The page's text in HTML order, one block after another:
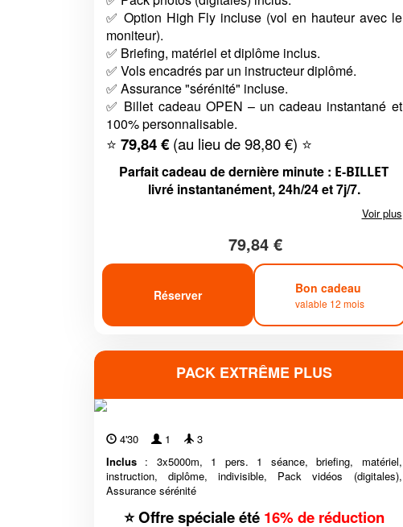
✅ Option High Fly incluse (vol en hauteur avec le
moniteur).
✅ Briefing, matériel et diplôme inclus.
✅ Vols encadrés par un instructeur diplômé.
✅ Assurance "sérénité" incluse.
✅ Billet cadeau OPEN – un cadeau instantané et
100% personnalisable.
⭐ 79,84 € (au lieu de 98,80 €) ⭐
Parfait cadeau de dernière minute : E-BILLET
livré instantanément, 24h/24 et 7j/7.
Voir plus
79,84 €
Réserver Bon cadeau
valable 12 mois
PACK EXTRÊME PLUS
4'30 1
3
Inclus : 3x5000m, 1 pers. 1 séance, briefing, matériel,
instruction, diplôme, indivisible, Pack vidéos (digitales),
Assurance sérénité
⭐ Offre spéciale été 16% de réduction